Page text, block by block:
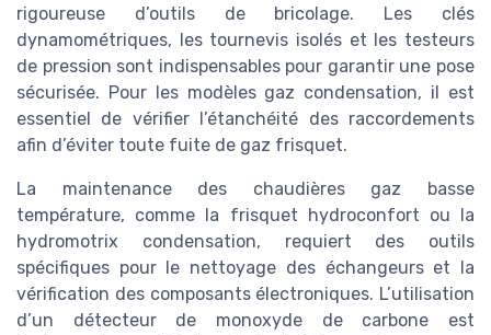
rigoureuse d’outils de bricolage. Les clés
dynamométriques, les tournevis isolés et les testeurs
de pression sont indispensables pour garantir une pose
sécurisée. Pour les modèles gaz condensation, il est
essentiel de vérifier l’étanchéité des raccordements
afin d’éviter toute fuite de gaz frisquet.
La maintenance des chaudières gaz basse
température, comme la frisquet hydroconfort ou la
hydromotrix condensation, requiert des outils
spécifiques pour le nettoyage des échangeurs et la
vérification des composants électroniques. L’utilisation
d’un détecteur de monoxyde de carbone est